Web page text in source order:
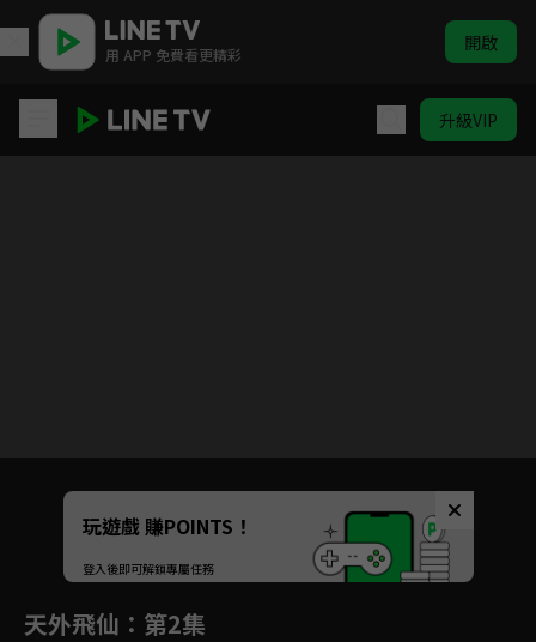
用 APP 免費看更精彩 開啟
升級VIP
Unmute
如有不便請見諒
玩遊戲 賺POINTS！
登入後即可解鎖專屬任務
天外飛仙 ：第2集